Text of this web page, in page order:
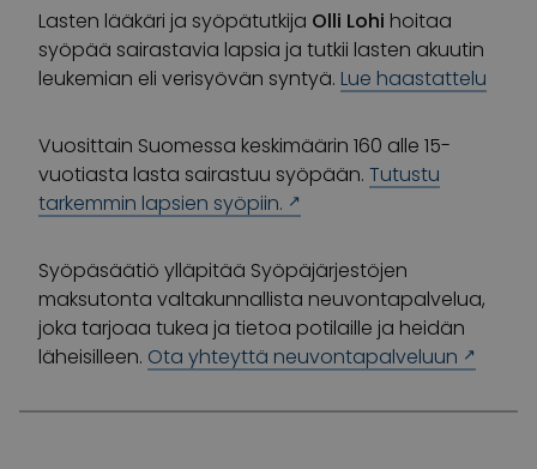
Lasten lääkäri ja syöpätutkija Olli Lohi hoitaa
syöpää sairastavia lapsia ja tutkii lasten akuutin
leukemian eli verisyövän syntyä. Lue haastattelu
Vuosittain Suomessa keskimäärin 160 alle 15-
vuotiasta lasta sairastuu syöpään. Tutustu
tarkemmin lapsien syöpiin.
Syöpäsäätiö ylläpitää Syöpäjärjestöjen
maksutonta valtakunnallista neuvontapalvelua,
joka tarjoaa tukea ja tietoa potilaille ja heidän
läheisilleen. Ota yhteyttä neuvontapalveluun